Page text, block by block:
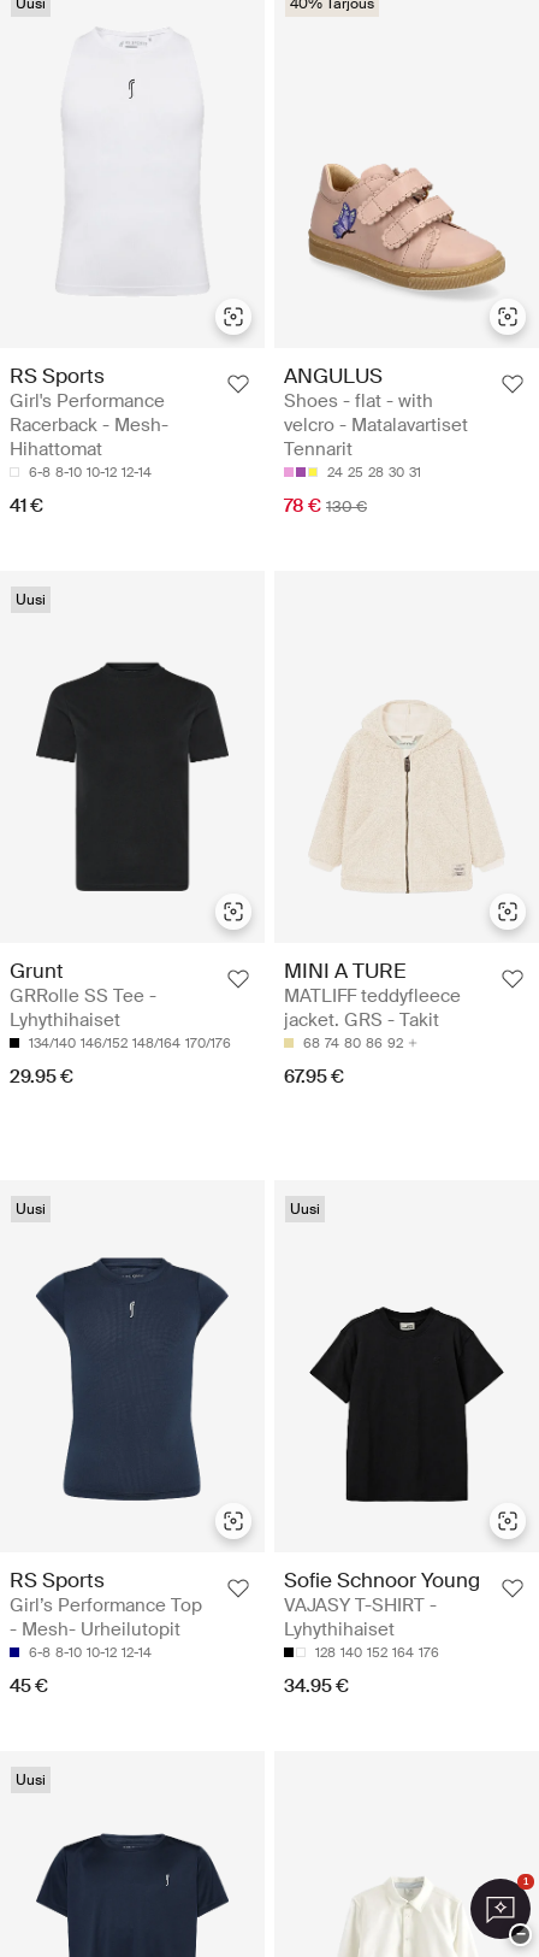
Uusi
RS Sports
Girl's Performance
Racerback - Mesh-
Hihattomat
6-8 8-10 10-12 12-14
41 €
40% Tarjous
ANGULUS
Shoes - flat - with
velcro - Matalavartiset
Tennarit
24 25 28 30 31
78 € 130 €
Uusi
Grunt
GRRolle SS Tee -
Lyhythihaiset
134/140 146/152 148/164 170/176
29.95 €
MINI A TURE
MATLIFF teddyfleece
jacket. GRS - Takit
68 74 80 86 92
67.95 €
Uusi
RS Sports
Girl’s Performance Top
- Mesh- Urheilutopit
6-8 8-10 10-12 12-14
45 €
Uusi
Sofie Schnoor Young
VAJASY T-SHIRT -
Lyhythihaiset
128 140 152 164 176
34.95 €
Uusi
1
−